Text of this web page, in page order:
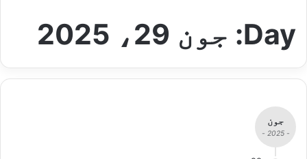
Day: جون 29، 2025
جون
- 2025 -